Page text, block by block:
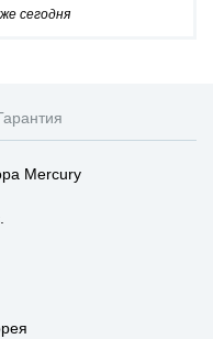
сегодня
Mercury